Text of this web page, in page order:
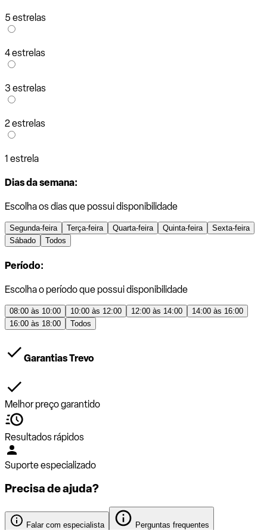
5 estrelas
4 estrelas
3 estrelas
2 estrelas
1 estrela
Dias da semana:
Escolha os dias que possui disponibilidade
Segunda-feira Terça-feira Quarta-feira Quinta-feira
Sexta-feira
Sábado
Todos
Período:
Escolha o período que possui disponibilidade
08:00 às 10:00 10:00 às 12:00 12:00 às 14:00
14:00 às 16:00
16:00 às 18:00
Todos
Garantias Trevo
Melhor preço garantido
Resultados rápidos
Suporte especializado
Precisa de ajuda?
Falar com especialista Perguntas frequentes